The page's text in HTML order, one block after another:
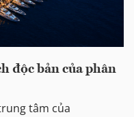
độc bản của phân
tâm của